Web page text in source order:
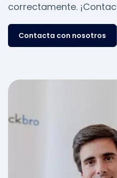
correctamente.
Contacta con nosotros